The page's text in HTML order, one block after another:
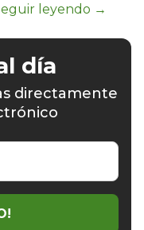
día
directamente